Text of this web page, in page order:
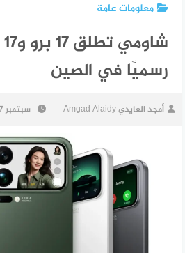
معلومات عامة
رسميًا في الصين
أمجد العايدي Amgad Alaidy سبتمبر 27, 2025